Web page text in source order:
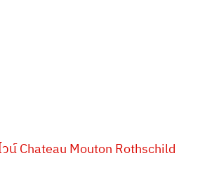
น์ Chateau Mouton Rothschild